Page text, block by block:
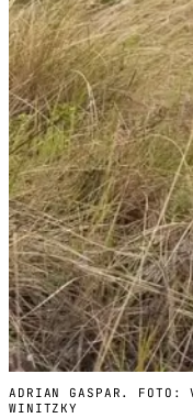
ADRIAN GASPAR.
WINITZKY